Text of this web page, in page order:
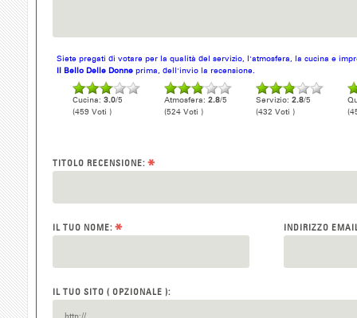
Siete pregati di votare per la qualità del servizio, l'atmosfera, la cucina e
Il Bello Delle Donne prima, dell'invio la recensione.
Cucina: 3.0/5
(459 Voti )
Atmosfera: 2.8/5
(524 Voti )
Servizio: 2.8/5
(432 Voti )
TITOLO RECENSIONE: *
IL TUO NOME: * INDIRIZZO
IL TUO SITO ( OPZIONALE ):